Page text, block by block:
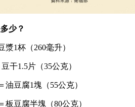
少？
1杯（260毫升）
干1.5片（35公克）
油豆腐1塊（55公克）
板豆腐半塊（80公克）